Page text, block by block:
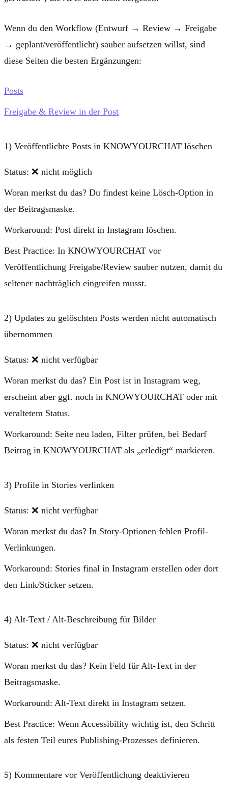
Wenn du den Workflow (Entwurf → Review → Freigabe
→ geplant/veröffentlicht) sauber aufsetzen willst, sind
diese Seiten die besten Ergänzungen:
Posts
Freigabe & Review in der Post
1) Veröffentlichte Posts in KNOWYOURCHAT löschen
Status: ❌ nicht möglich
Woran merkst du das? Du findest keine Lösch-Option in
der Beitragsmaske.
Workaround: Post direkt in Instagram löschen.
Best Practice: In KNOWYOURCHAT vor
Veröffentlichung Freigabe/Review sauber nutzen, damit du
seltener nachträglich eingreifen musst.
2) Updates zu gelöschten Posts werden nicht automatisch
übernommen
Status: ❌ nicht verfügbar
Woran merkst du das? Ein Post ist in Instagram weg,
erscheint aber ggf. noch in KNOWYOURCHAT oder mit
veraltetem Status.
Workaround: Seite neu laden, Filter prüfen, bei Bedarf
Beitrag in KNOWYOURCHAT als „erledigt“ markieren.
3) Profile in Stories verlinken
Status: ❌ nicht verfügbar
Woran merkst du das? In Story-Optionen fehlen Profil-
Verlinkungen.
Workaround: Stories final in Instagram erstellen oder dort
den Link/Sticker setzen.
4) Alt-Text / Alt-Beschreibung für Bilder
Status: ❌ nicht verfügbar
Woran merkst du das? Kein Feld für Alt-Text in der
Beitragsmaske.
Workaround: Alt-Text direkt in Instagram setzen.
Best Practice: Wenn Accessibility wichtig ist, den Schritt
als festen Teil eures Publishing-Prozesses definieren.
5) Kommentare vor Veröffentlichung deaktivieren